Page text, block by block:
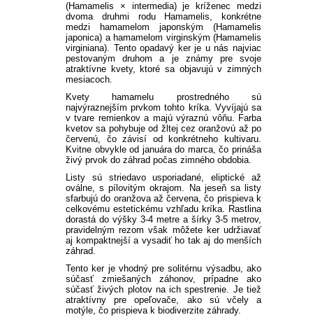
(Hamamelis × intermedia) je kríženec medzi
dvoma druhmi rodu Hamamelis, konkrétne
medzi hamamelom japonským (Hamamelis
japonica) a hamamelom virginským (Hamamelis
virginiana). Tento opadavý ker je u nás najviac
pestovaným druhom a je známy pre svoje
atraktívne kvety, ktoré sa objavujú v zimných
mesiacoch.
Kvety hamamelu prostredného sú
najvýraznejším prvkom tohto kríka. Vyvíjajú sa
v tvare remienkov a majú výraznú vôňu. Farba
kvetov sa pohybuje od žltej cez oranžovú až po
červenú, čo závisí od konkrétneho kultivaru.
Kvitne obvykle od januára do marca, čo prináša
živý prvok do záhrad počas zimného obdobia.
Listy sú striedavo usporiadané, eliptické až
oválne, s pílovitým okrajom. Na jeseň sa listy
sfarbujú do oranžova až červena, čo prispieva k
celkovému estetickému vzhľadu kríka. Rastlina
dorastá do výšky 3-4 metre a šírky 3-5 metrov,
pravidelným rezom však môžete ker udržiavať
aj kompaktnejší a vysadiť ho tak aj do menších
záhrad.
Tento ker je vhodný pre solitérnu výsadbu, ako
súčasť zmiešaných záhonov, prípadne ako
súčasť živých plotov na ich spestrenie. Je tiež
atraktívny pre opeľovače, ako sú včely a
motýle, čo prispieva k biodiverzite záhrady.